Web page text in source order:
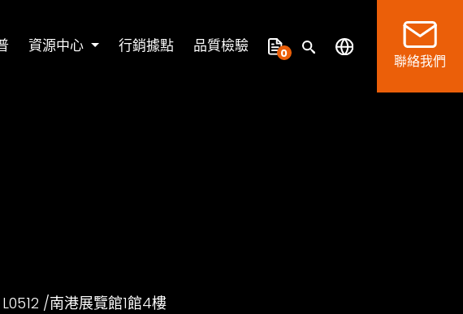
資源中心 行銷據點 品質檢驗 0 聯絡我們
/南港展覽館1館4樓